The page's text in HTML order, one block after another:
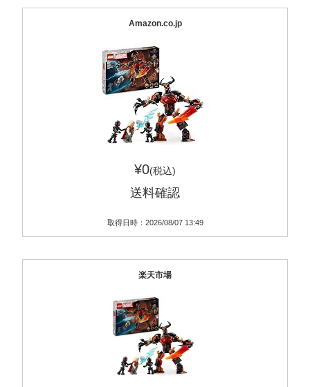
Amazon.co.jp
¥0(税込)
送料確認
取得日時：2026/08/07 13:49
楽天市場